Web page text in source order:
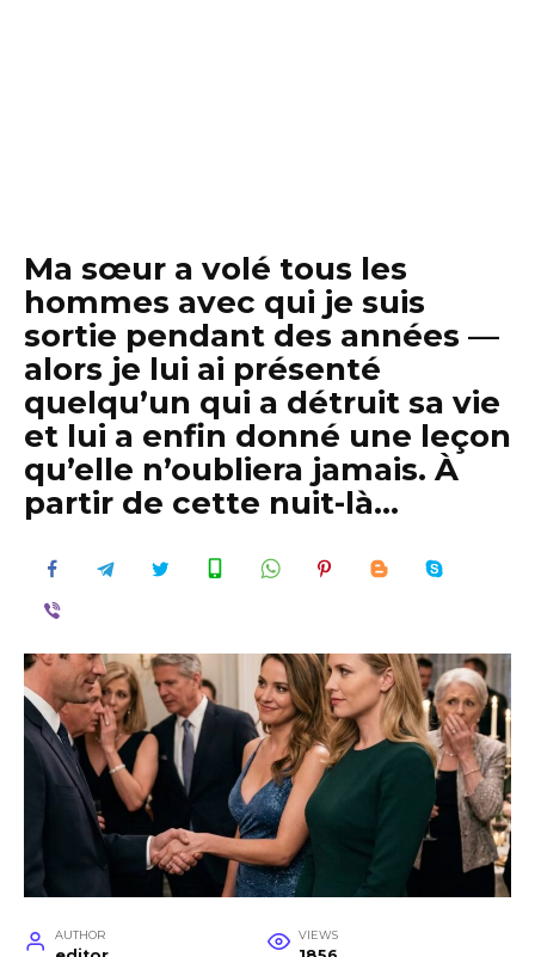
Ma sœur a volé tous les
hommes avec qui je suis
sortie pendant des années —
alors je lui ai présenté
quelqu’un qui a détruit sa vie
et lui a enfin donné une leçon
qu’elle n’oubliera jamais. À
partir de cette nuit-là…
AUTHOR VIEWS